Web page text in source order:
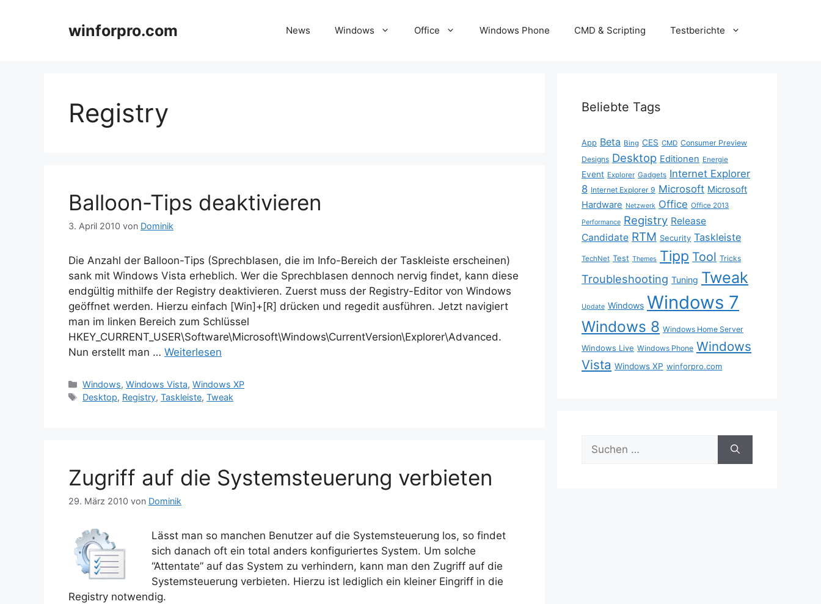
winforpro.com News Windows Office Windows Phone CMD & Scripting Testberichte
Registry
Balloon-Tips deaktivieren
3. April 2010 von Dominik
Die Anzahl der Balloon-Tips (Sprechblasen, die im Info-Bereich der Taskleiste erscheinen)
sank mit Windows Vista erheblich. Wer die Sprechblasen dennoch nervig findet, kann diese
endgültig mithilfe der Registry deaktivieren. Zuerst muss der Registry-Editor von Windows
geöffnet werden. Hierzu einfach [Win]+[R] drücken und regedit ausführen. Jetzt navigiert
man im linken Bereich zum Schlüssel
HKEY_CURRENT_USER\Software\Microsoft\Windows\CurrentVersion\Explorer\Advanced.
Nun erstellt man … Weiterlesen
Kategorien
Windows,Windows Vista,Windows XP
Schlagwörter
Desktop, Registry,Taskleiste,Tweak
Zugriff auf die Systemsteuerung verbieten
29. März 2010 von Dominik
Lässt man so manchen Benutzer auf die Systemsteuerung los, so findet
sich danach oft ein total anders konfiguriertes System. Um solche
“Attentate” auf das System zu verhindern, kann man den Zugriff auf die
Systemsteuerung verbieten. Hierzu ist lediglich ein kleiner Eingriff in die
Registry notwendig.
Beliebte Tags
App Beta Bing CES CMD Consumer Preview
Designs Desktop Editionen Energie
Event Explorer Gadgets Internet Explorer
8 Internet Explorer 9 Microsoft Microsoft
Hardware Netzwerk Office Office 2013
Performance Registry Release
Candidate RTM Security Taskleiste
TechNet Test Themes Tipp Tool Tricks
Troubleshooting Tuning Tweak
Update Windows Windows 7
Windows 8 Windows Home Server
Windows Live Windows Phone Windows
Vista Windows XP winforpro.com
Suche
nach: